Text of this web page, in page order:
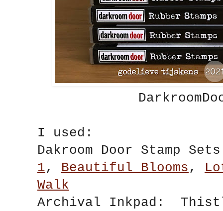
I used:
Dakroom Door Stamp
1, Beautiful Blooms ,
Walk
Archival Inkpad: